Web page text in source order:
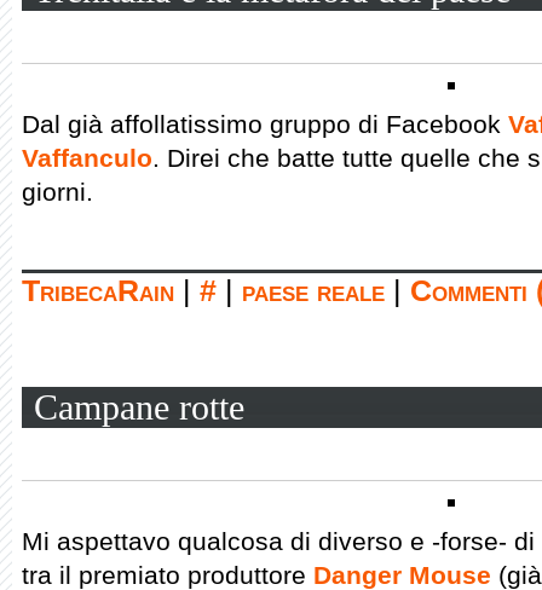
Dal già affollatissimo gruppo di Facebook
Vaffanculo. Direi che batte tutte quelle che
giorni.
TribecaRain # paese reale Commenti
Campane rotte
Mi aspettavo qualcosa di diverso e -forse-
tra il premiato produttore Danger Mouse